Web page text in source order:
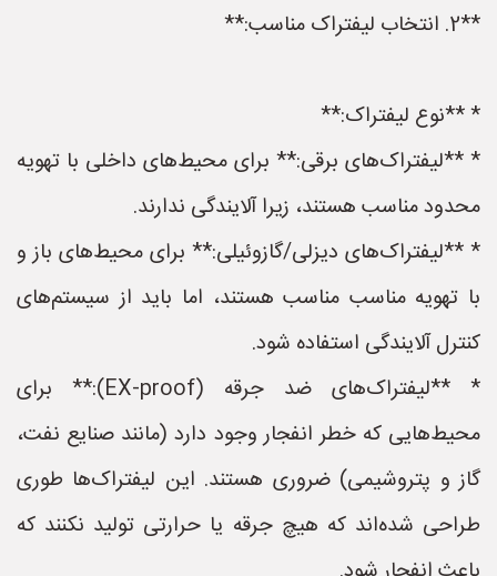
**2. انتخاب لیفتراک مناسب:**
* **نوع لیفتراک:**
* **لیفتراک‌های برقی:** برای محیط‌های داخلی با تهویه
محدود مناسب هستند، زیرا آلایندگی ندارند.
* **لیفتراک‌های دیزلی/گازوئیلی:** برای محیط‌های باز و
با تهویه مناسب مناسب هستند، اما باید از سیستم‌های
کنترل آلایندگی استفاده شود.
* **لیفتراک‌های ضد جرقه (EX-proof):** برای
محیط‌هایی که خطر انفجار وجود دارد (مانند صنایع نفت،
گاز و پتروشیمی) ضروری هستند. این لیفتراک‌ها طوری
طراحی شده‌اند که هیچ جرقه یا حرارتی تولید نکنند که